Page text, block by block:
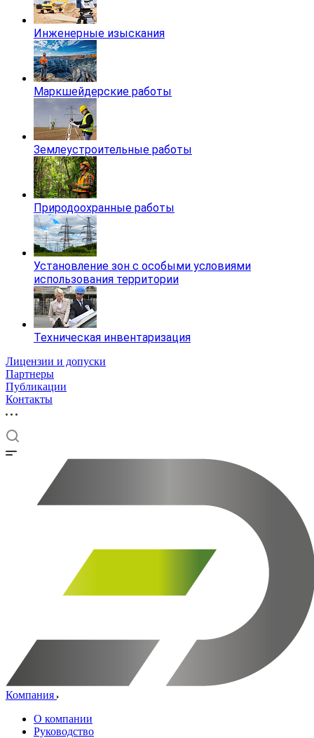
Инженерные изыскания
Маркшейдерские работы
Землеустроительные работы
Природоохранные работы
Установление зон с особыми условиями
использования территории
Техническая инвентаризация
Лицензии и допуски
Партнеры
Публикации
Контакты
Компания
О компании
Руководство